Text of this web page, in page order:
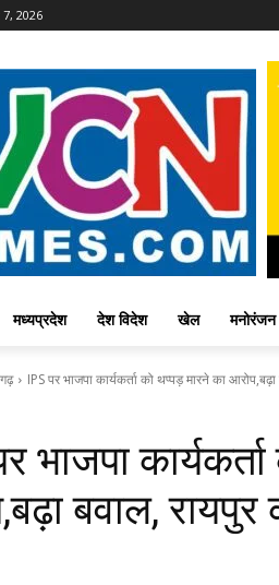
2026
मध्यप्रदेश देश विदेश खेल मनोरंजन
IPS पर भाजपा कार्यकर्ता को थप्पड़ मारने का
भाजपा
बवाल, रायपुर